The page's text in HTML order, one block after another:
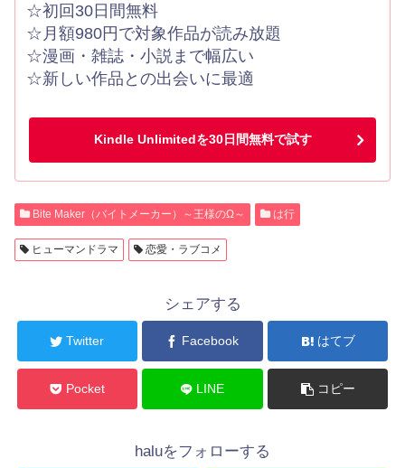
☆初回30日間無料
☆月額980円で対象作品が読み放題
☆漫画・雑誌・小説まで幅広い
☆新しい作品との出会いに最適
Kindle Unlimitedを30日間無料で試す
Bite Maker（バイトメーカー）～王様のΩ～ は行
ヒューマンドラマ 恋愛・ラブコメ
シェアする
Twitter Facebook はてブ
Pocket LINE コピー
haluをフォローする